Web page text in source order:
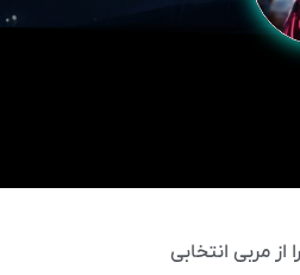
مربی انتخابی